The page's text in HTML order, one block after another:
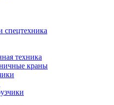
спецтехника
техника
краны